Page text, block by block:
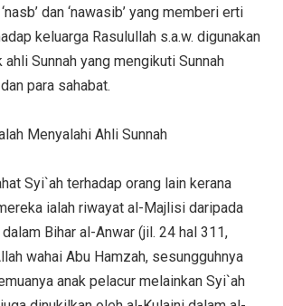
dan ‘nawasib’ yang memberi erti
keluarga Rasulullah s.a.w. digunakan
ahli Sunnah yang mengikuti Sunnah
para sahabat.
Menyalahi Ahli Sunnah
Syi`ah terhadap orang lain kerana
ialah riwayat al-Majlisi daripada
Bihar al-Anwar (jil. 24 hal 311,
wahai Abu Hamzah, sesungguhnya
anak pelacur melainkan Syi`ah